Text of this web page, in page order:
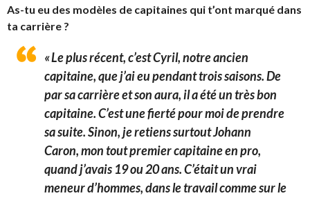
As-tu eu des modèles de capitaines qui t’ont marqué dans
ta carrière ?
« Le plus récent, c’est Cyril, notre ancien
capitaine, que j’ai eu pendant trois saisons. De
par sa carrière et son aura, il a été un très bon
capitaine. C’est une fierté pour moi de prendre
sa suite. Sinon, je retiens surtout Johann
Caron, mon tout premier capitaine en pro,
quand j’avais 19 ou 20 ans. C’était un vrai
meneur d’hommes, dans le travail comme sur le